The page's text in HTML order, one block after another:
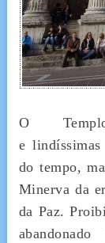
O
e
do tempo,
Minerva da
da Paz.